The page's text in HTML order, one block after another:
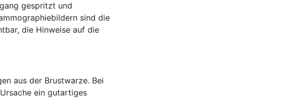
gespritzt und
sind die
die Hinweise auf die
aus der Brustwarze. Bei
ein gutartiges